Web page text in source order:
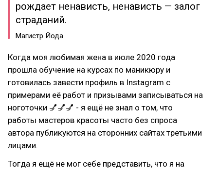
рождает ненависть, ненависть — залог
страданий.
Магистр Йода
Когда моя любимая жена в июле 2020 года
прошла обучение на курсах по маникюру и
готовилась завести профиль в Instagram с
примерами её работ и призывами записываться на
ноготочки 💅💅💅 - я ещё не знал о том, что
работы мастеров красоты часто без спроса
автора публикуются на сторонних сайтах третьими
лицами.
Тогда я ещё не мог себе представить, что я на